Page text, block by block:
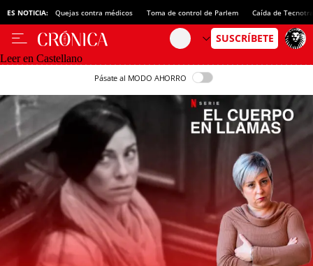
ES NOTICIA: Quejas contra médicos Toma de control de Parlem Caída de
Leer en Castellano
Pásate al MODO AHORRO